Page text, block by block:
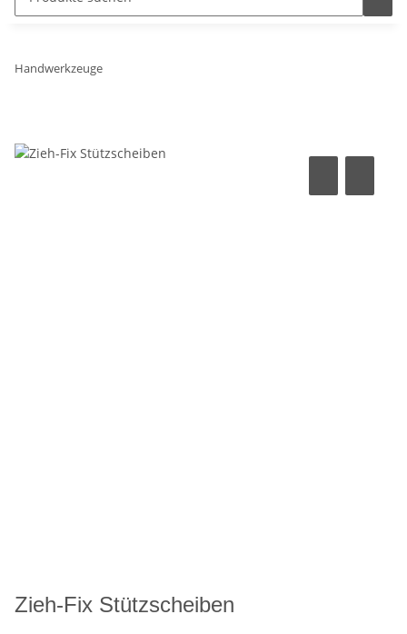
Handwerkzeuge
Zieh-Fix Stützscheiben